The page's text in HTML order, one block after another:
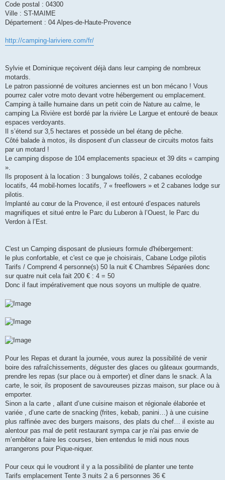
Code postal : 04300
Ville : ST-MAIME
Département : 04 Alpes-de-Haute-Provence
http://camping-lariviere.com/fr/
Sylvie et Dominique reçoivent déjà dans leur camping de nombreux
motards.
Le patron passionné de voitures anciennes est un bon mécano ! Vous
pourrez caler votre moto devant votre hébergement ou emplacement.
Camping à taille humaine dans un petit coin de Nature au calme, le
camping La Rivière est bordé par la rivière Le Largue et entouré de beaux
espaces verdoyants.
Il s’étend sur 3,5 hectares et possède un bel étang de pêche.
Côté balade à motos, ils disposent d’un classeur de circuits motos faits
par un motard !
Le camping dispose de 104 emplacements spacieux et 39 dits « camping
».
Ils proposent à la location : 3 bungalows toilés, 2 cabanes ecolodge
locatifs, 44 mobil-homes locatifs, 7 « freeflowers » et 2 cabanes lodge sur
pilotis.
Implanté au cœur de la Provence, il est entouré d’espaces naturels
magnifiques et situé entre le Parc du Luberon à l’Ouest, le Parc du
Verdon à l’Est.
C'est un Camping disposant de plusieurs formule d'hébergement:
le plus confortable, et c'est ce que je choisirais, Cabane Lodge pilotis
Tarifs / Comprend 4 personne(s) 50 la nuit € Chambres Séparées donc
sur quatre nuit cela fait 200 € : 4 = 50
Donc il faut impérativement que nous soyons un multiple de quatre.
Pour les Repas et durant la journée, vous aurez la possibilité de venir
boire des rafraîchissements, déguster des glaces ou gâteaux gourmands,
prendre les repas (sur place ou à emporter) et dîner dans le snack. A la
carte, le soir, ils proposent de savoureuses pizzas maison, sur place ou à
emporter.
Sinon a la carte , allant d’une cuisine maison et régionale élaborée et
variée , d’une carte de snacking (frites, kebab, panini…) à une cuisine
plus raffinée avec des burgers maisons, des plats du chef… il existe au
alentour pas mal de petit restaurant sympa car je n'ai pas envie de
m’embêter a faire les courses, bien entendus le midi nous nous
arrangerons pour Pique-niquer.
Pour ceux qui le voudront il y a la possibilité de planter une tente
Tarifs emplacement Tente 3 nuits 2 a 6 personnes 36 €